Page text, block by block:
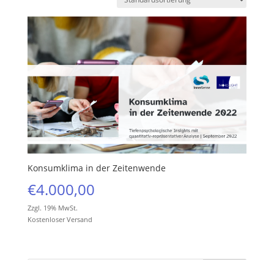
Konsumklima in der Zeitenwende
€4.000,00
Zzgl. 19% MwSt.
Kostenloser Versand